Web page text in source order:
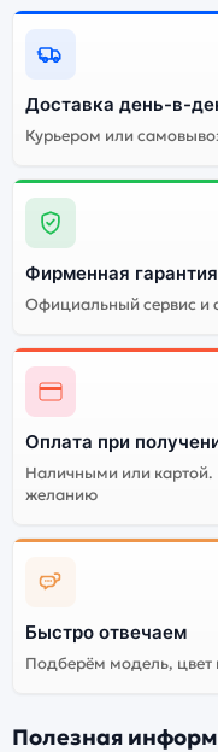
цветов и
Стоимость
смартфона Realme
Мы рекомендуем
полностью
сервисы. Китайская
но корректная
Доставка день-в-
Курьером или
Фирменная
Официальный сервис и
Оплата при
Наличными или картой.
желанию
Быстро отвечаем
Подберём модель,
Полезная